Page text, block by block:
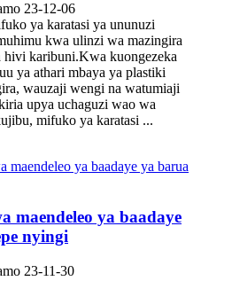
23-12-06
ya karatasi ya ununuzi
kwa ulinzi wa mazingira
hivi karibuni.Kwa kuongezeka
ya athari mbaya ya plastiki
wauzaji wengi na watumiaji
upya uchaguzi wao wa
mifuko ya karatasi ...
maendeleo ya baadaye
nyingi
23-11-30